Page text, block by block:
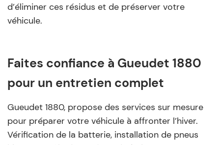
d’éliminer ces résidus et de préserver votre
véhicule.
Faites confiance à Gueudet 1880
pour un entretien complet
Gueudet 1880, propose des services sur mesure
pour préparer votre véhicule à affronter l’hiver.
Vérification de la batterie, installation de pneus